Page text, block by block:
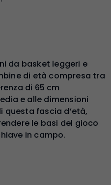
da basket leggeri e
di età compresa tra
di 65 cm
e alle dimensioni
questa fascia d’età,
le basi del gioco
in campo.